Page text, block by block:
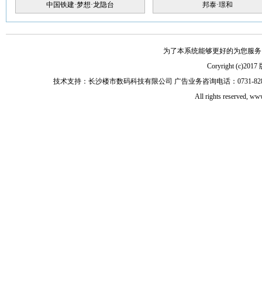
中国铁建·梦想·龙隐台 邦泰·璟和
为了本系统能够更好的为您服
Coryright
技术支持：长沙楼市数码科技有限公司 广告业务咨询电话：0731-
All rights reserved,